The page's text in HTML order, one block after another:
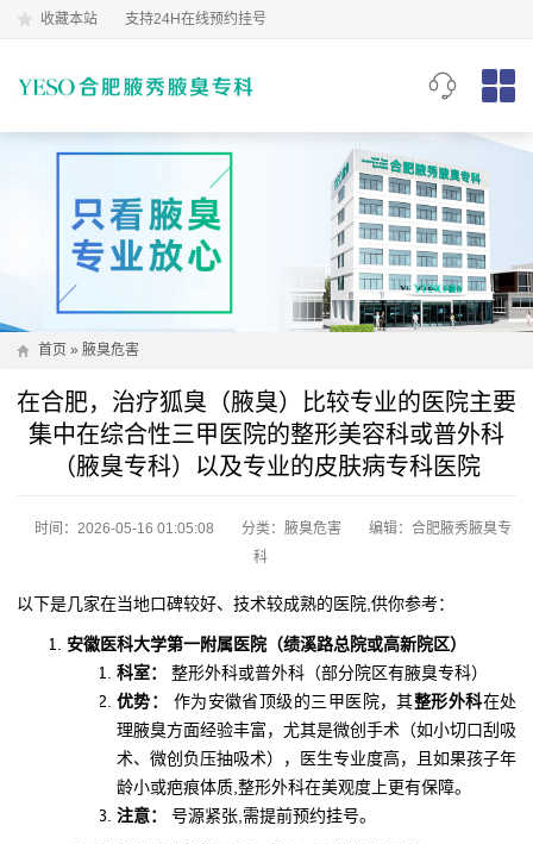
收藏本站 支持24H在线预约挂号
首页 » 腋臭危害
在合肥，治疗狐臭（腋臭）比较专业的医院主要
集中在综合性三甲医院的整形美容科或普外科
（腋臭专科）以及专业的皮肤病专科医院
时间：2026-05-16 01:05:08 分类： 腋臭危害
编辑：合肥腋秀腋臭专
科
以下是几家在当地口碑较好、技术较成熟的医院,供你参考：
安徽医科大学第一附属医院（绩溪路总院或高新院区）
科室：
整形外科或普外科（部分院区有腋臭专科）
优势：
作为安徽省顶级的三甲医院，其整形外科在处
理腋臭方面经验丰富，尤其是微创手术（如小切口刮吸
术、微创负压抽吸术），医生专业度高，且如果孩子年
龄小或疤痕体质,整形外科在美观度上更有保障。
注意：
号源紧张,需提前预约挂号。